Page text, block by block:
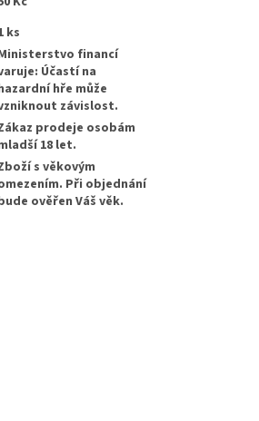
ks
financí
Účastí na
hře může
závislost.
prodeje osobám
18 let.
s věkovým
Při objednání
ověřen Váš věk.